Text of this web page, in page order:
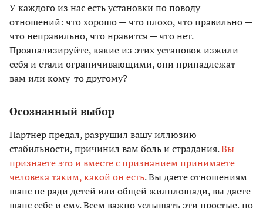
У каждого из нас есть установки по поводу
отношений: что хорошо — что плохо, что правильно —
что неправильно, что нравится — что нет.
Проанализируйте, какие из этих установок изжили
себя и стали ограничивающими, они принадлежат
вам или кому-то другому?
Осознанный выбор
Партнер предал, разрушил вашу иллюзию
стабильности, причинил вам боль и страдания.Вы
признаете это и вместе с признанием принимаете
человека таким, какой он есть. Вы даете отношениям
шанс не ради детей или общей жилплощади, вы даете
шанс себе и ему. Всем важно услышать эти простые, но